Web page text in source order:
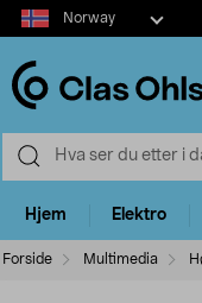
Select
market
Norway
Hjem Elektro
Forside Multimedia